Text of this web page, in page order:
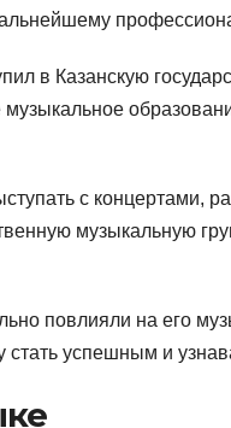
в Казанскую
с концертами,
музыкальную
повлияли на его
стать успешным и